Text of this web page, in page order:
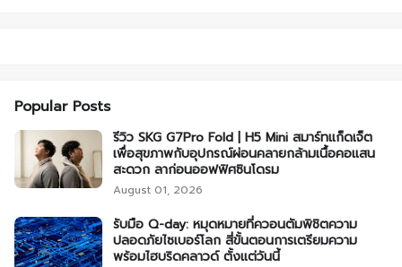
Popular Posts
รีวิว SKG G7Pro Fold | H5 Mini สมาร์ทแก็ดเจ็ต
เพื่อสุขภาพกับอุปกรณ์ผ่อนคลายกล้ามเนื้อคอแสน
สะดวก ลาก่อนออฟฟิศซินโดรม
August 01, 2026
รับมือ Q-day: หมุดหมายที่ควอนตัมพิชิตความ
ปลอดภัยไซเบอร์โลก สี่ขั้นตอนการเตรียมความ
พร้อมไฮบริดคลาวด์ ตั้งแต่วันนี้